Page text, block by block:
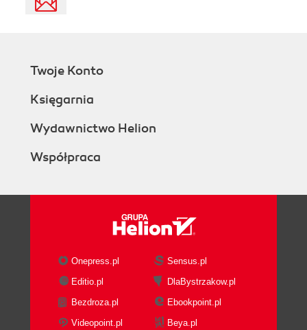
Twoje Konto
Księgarnia
Wydawnictwo Helion
Współpraca
Onepress.pl
Sensus.pl
Editio.pl
DlaBystrzakow.pl
Bezdroza.pl
Ebookpoint.pl
Videopoint.pl
Beya.pl